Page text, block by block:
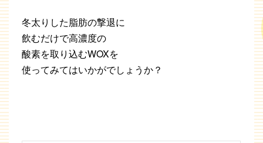
冬太りした脂肪の撃退に
飲むだけで高濃度の
酸素を取り込むWOXを
使ってみてはいかがでしょうか？